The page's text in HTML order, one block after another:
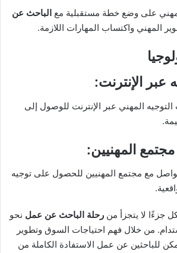
على وضع خطة مستقبلية مع الباحث عن
المهني واكتساب المهارات اللازمة.
عبر الإنترنت:
المهني عبر الإنترنت للوصول إلى
المهنيين:
مع مجتمع المهنيين للحصول على توجيه
جزءًا لا يتجزأ من رحلة الباحث عن عمل نحو
من خلال فهم احتياجات السوق وتطوير
للباحثين عن عمل الاستفادة الكاملة من